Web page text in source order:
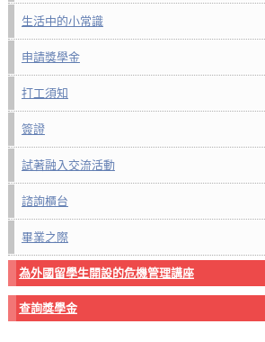
生活中的小常識
申請獎學金
打工須知
簽證
試著融入交流活動
諮詢櫃台
畢業之際
為外國留學生開設的危機管理講座
查詢獎學金